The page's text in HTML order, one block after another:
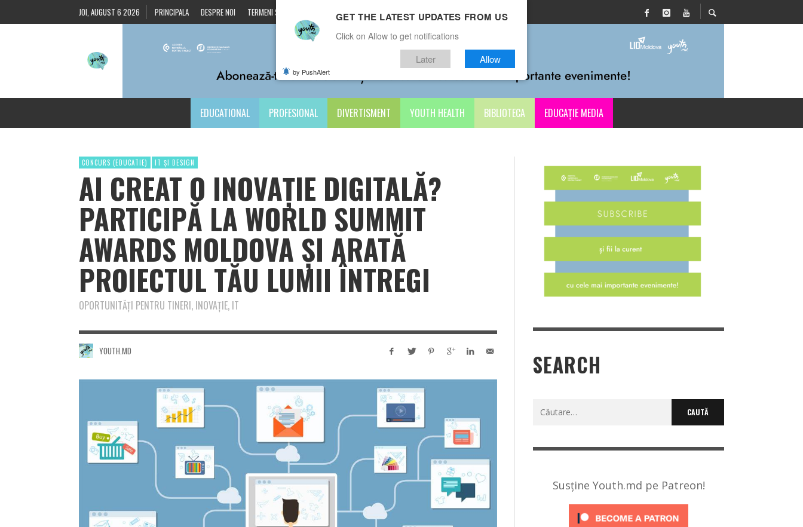
JOI, AUGUST 6 2026 PRINCIPALA DESPRE NOI TERMENI ȘI CONDIȚII CONTACTE
EDUCATIONAL PROFESIONAL DIVERTISMENT YOUTH HEALTH BIBLIOTECA EDUCAȚIE MEDIA
CONCURS (EDUCATIE) IT ȘI DESIGN
AI CREAT O INOVAȚIE DIGITALĂ?
PARTICIPĂ LA WORLD SUMMIT
AWARDS MOLDOVA ȘI ARATĂ
PROIECTUL TĂU LUMII ÎNTREGI
OPORTUNITĂŢI PENTRU TINERI, INOVAŢIE, IT
YOUTH.MD SEARCH
Caută
Susține Youth.md pe Patreon!
GET THE LATEST UPDATES FROM US
Click on Allow to get notifications
Later Allow
by PushAlert